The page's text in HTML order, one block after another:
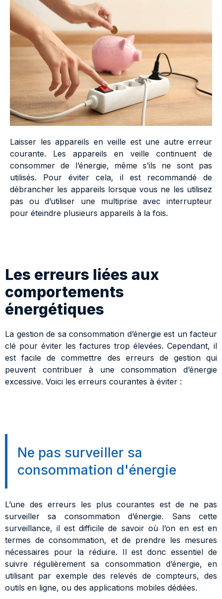
Laisser les appareils en veille est une autre erreur
courante. Les appareils en veille continuent de
consommer de l’énergie, même s’ils ne sont pas
utilisés. Pour éviter cela, il est recommandé de
débrancher les appareils lorsque vous ne les utilisez
pas ou d’utiliser une multiprise avec interrupteur
pour éteindre plusieurs appareils à la fois.
Les erreurs liées aux
comportements
énergétiques
La gestion de sa consommation d’énergie est un facteur
clé pour éviter les factures trop élevées. Cependant, il
est facile de commettre des erreurs de gestion qui
peuvent contribuer à une consommation d’énergie
excessive. Voici les erreurs courantes à éviter :
Ne pas surveiller sa
consommation d'énergie
L’une des erreurs les plus courantes est de ne pas
surveiller sa consommation d’énergie. Sans cette
surveillance, il est difficile de savoir où l’on en est en
termes de consommation, et de prendre les mesures
nécessaires pour la réduire. Il est donc essentiel de
suivre régulièrement sa consommation d’énergie, en
utilisant par exemple des relevés de compteurs, des
outils en ligne, ou des applications mobiles dédiées.